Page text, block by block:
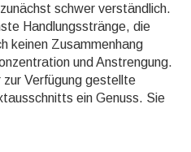
schwer verständlich.
Handlungsstränge, die
keinen Zusammenhang
und Anstrengung.
zur Verfügung gestellte
ein Genuss. Sie